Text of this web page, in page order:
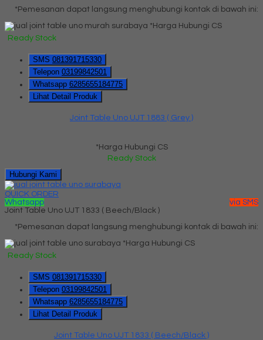
*Pemesanan dapat langsung menghubungi kontak di bawah ini:
*Harga Hubungi CS
Ready Stock
SMS 081391715330
Telepon 03199842501
Whatsapp 6285655184775
Lihat Detail Produk
Joint Table Uno UJT 1883 ( Grey )
*Harga Hubungi CS
Ready Stock
Hubungi Kami
QUICK ORDER
Whatsapp
via SMS
Joint Table Uno UJT 1833 ( Beech/Black )
*Pemesanan dapat langsung menghubungi kontak di bawah ini:
*Harga Hubungi CS
Ready Stock
SMS 081391715330
Telepon 03199842501
Whatsapp 6285655184775
Lihat Detail Produk
Joint Table Uno UJT 1833 ( Beech/Black )